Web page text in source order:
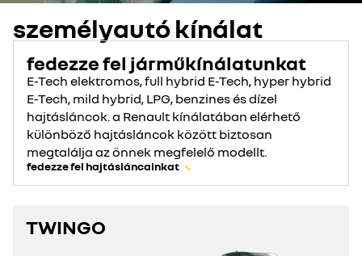
személyautó kínálat
fedezze fel járműkínálatunkat
E-Tech elektromos, full hybrid E-Tech, hyper hybrid
E-Tech, mild hybrid, LPG, benzines és dízel
hajtásláncok. a Renault kínálatában elérhető
különböző hajtásláncok között biztosan
megtalálja az önnek megfelelő modellt.
fedezze fel hajtásláncainkat
TWINGO